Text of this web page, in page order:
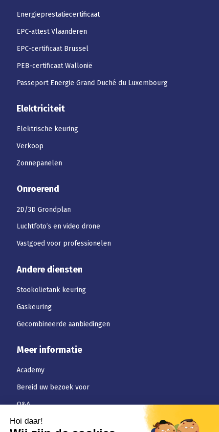
Energieprestatiecertificaat
EPC-attest Vlaanderen
EPC-certificaat Brussel
PEB-certificaat Wallonië
Passeport Energie Grand Duché du Luxembourg
Elektriciteit
Elektrische keuring
Verkoop
Zonnepanelen
Onroerend
2D/3D Grondplan
Luchtfoto’s en video drone
Vastgoed voor professionelen
Andere diensten
Stookolietank keuring
Gaskeuring
Gecombineerde aanbiedingen
Meer informatie
Academy
Bereid uw bezoek voor
Q&A
Downloaden